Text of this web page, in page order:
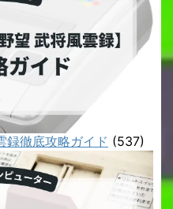
録徹底攻略ガイド (537)